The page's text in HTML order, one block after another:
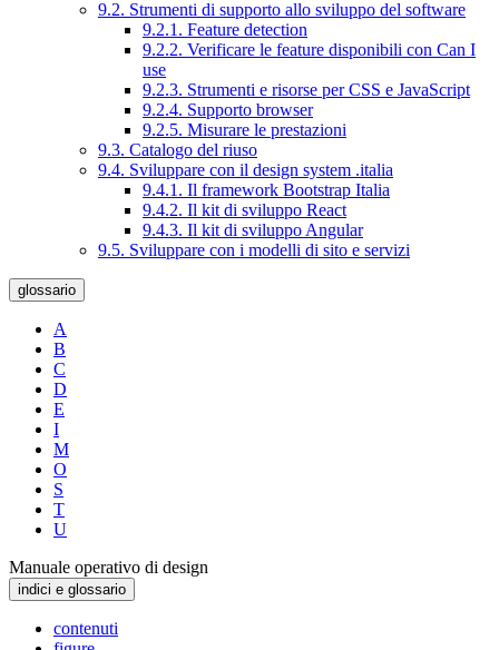
9.2. Strumenti di supporto allo sviluppo del software
9.2.1. Feature detection
9.2.2. Verificare le feature disponibili con Can I
use
9.2.3. Strumenti e risorse per CSS e JavaScript
9.2.4. Supporto browser
9.2.5. Misurare le prestazioni
9.3. Catalogo del riuso
9.4. Sviluppare con il design system .italia
9.4.1. Il framework Bootstrap Italia
9.4.2. Il kit di sviluppo React
9.4.3. Il kit di sviluppo Angular
9.5. Sviluppare con i modelli di sito e servizi
glossario
A
B
C
D
E
I
M
O
S
T
U
Manuale operativo di design
indici e glossario
contenuti